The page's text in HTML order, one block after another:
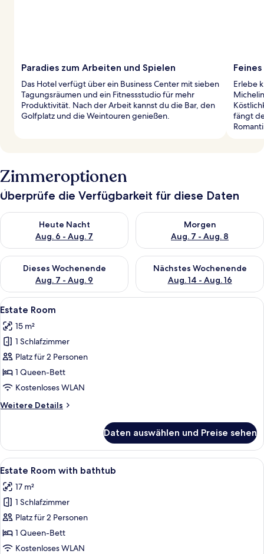
Paradies zum Arbeiten und Spielen
Das Hotel verfügt über ein Business Center mit sieben
Tagungsräumen und ein Fitnessstudio für mehr
Produktivität. Nach der Arbeit kannst du die Bar, den
Golfplatz und die Weintouren genießen.
Erlebe
fängt
Zimmeroptionen
Überprüfe die Verfügbarkeit für diese Daten
Heute Nacht
Aug. 6 - Aug. 7
Überprüfe die Verfügbarkeit für heute Nacht, Aug. 6 - Aug. 7.
Morgen
Aug. 7 - Aug. 8
Überprüfe die Verfügbarkeit
Dieses Wochenende
Aug. 7 - Aug. 9
Überprüfe die Verfügbarkeit für dieses Wochenende, Aug. 7
Nächstes Wochenende
Aug. 14 - Aug. 16
Überprüfe die Verfügbarkeit
Alle
Fotos
für
Estate
Room
anzeigen
Ein Schlafzimmer mit Bett,
6
Estate Room
15 m²
1 Schlafzimmer
Platz für 2 Personen
1 Queen-Bett
Kostenloses WLAN
Weitere Details
Weitere
Room
Daten auswählen und Preise sehen
Alle
Fotos
für
Estate
Room
with
bathtub
Ein Hotelzimmer mit einem großen
6
Estate Room with bathtub
17 m²
1 Schlafzimmer
Platz für 2 Personen
1 Queen-Bett
Kostenloses WLAN